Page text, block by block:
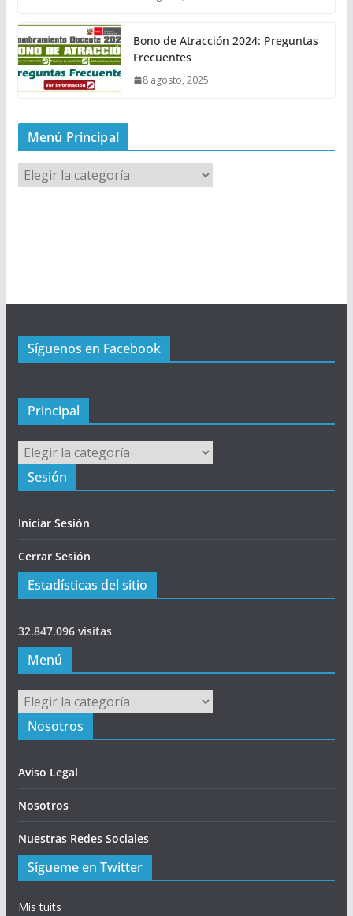
Bono de Atracción 2024: Preguntas
Frecuentes
8 agosto, 2025
Menú Principal
M
Síguenos en Facebook
Principal
Principal
Sesión
Iniciar Sesión
Cerrar Sesión
Estadísticas del sitio
32.847.096 visitas
Menú
Menú
Nosotros
Aviso Legal
Nosotros
Nuestras Redes Sociales
Sígueme en Twitter
Mis tuits